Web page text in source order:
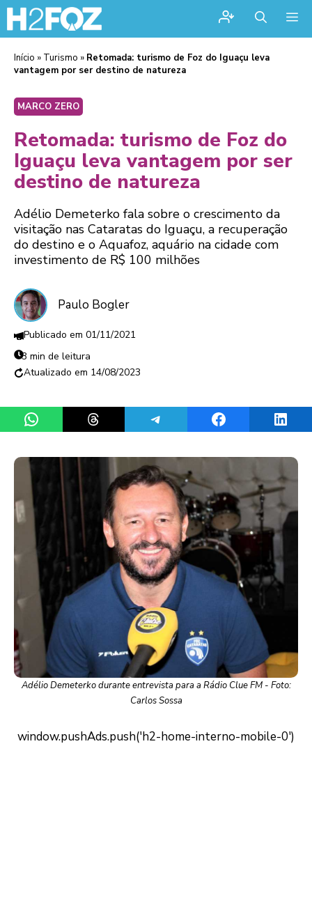
Início » Turismo » Retomada: turismo de Foz do Iguaçu leva
vantagem por ser destino de natureza
MARCO ZERO
Retomada: turismo de Foz do
Iguaçu leva vantagem por ser
destino de natureza
Adélio Demeterko fala sobre o crescimento da
visitação nas Cataratas do Iguaçu, a recuperação
do destino e o Aquafoz, aquário na cidade com
investimento de R$ 100 milhões
Paulo Bogler
01/11/2021
3 min de leitura
14/08/2023
Share on WhatsAppShare on ThreadsShare on TelegramShare on Facebook
Adélio Demeterko durante entrevista para a Rádio Clue FM - Foto:
Carlos Sossa